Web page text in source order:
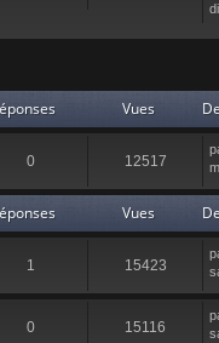
Vues
0 12517
Vues
1 15423
0 15116